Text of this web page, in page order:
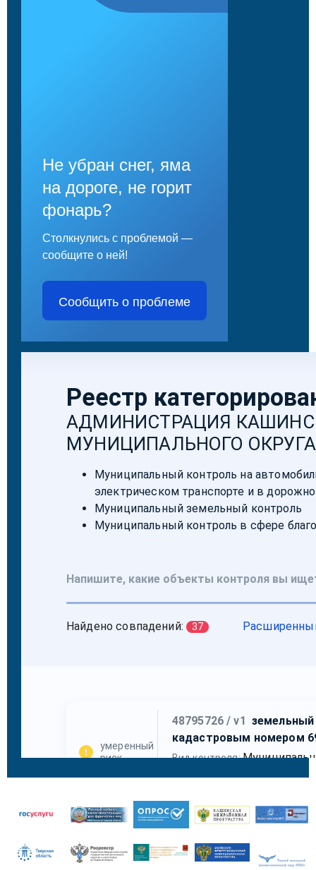
Не убран снег, яма
на дороге, не горит
фонарь?
Столкнулись с проблемой —
сообщите о ней!
Сообщить о проблеме